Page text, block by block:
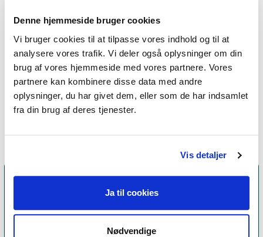
Denne hjemmeside bruger cookies
Vi bruger cookies til at tilpasse vores indhold og til at
analysere vores trafik. Vi deler også oplysninger om din
brug af vores hjemmeside med vores partnere. Vores
partnere kan kombinere disse data med andre
oplysninger, du har givet dem, eller som de har indsamlet
fra din brug af deres tjenester.
Vis detaljer
Ja til cookies
Nødvendige
Jeg praktiserer følgende
terapiformer
Familieterapi, Kropsterapi,
Gestaltterapi